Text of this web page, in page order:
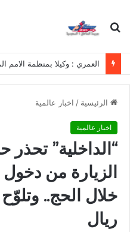
بحث
الرئيسية / اخبار عالمية
اخبار عالمية
“الداخلية”
الزيارة من
ريال